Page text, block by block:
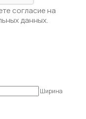
согласие на
данных.
Ширина